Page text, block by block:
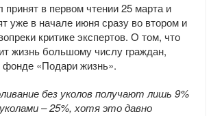
принят в первом чтении 25 марта и
уже в начале июня сразу во втором и
критике экспертов. О том, что
жизнь большому числу граждан,
«Подари жизнь».
без уколов получают лишь 9%
– 25%, хотя это давно